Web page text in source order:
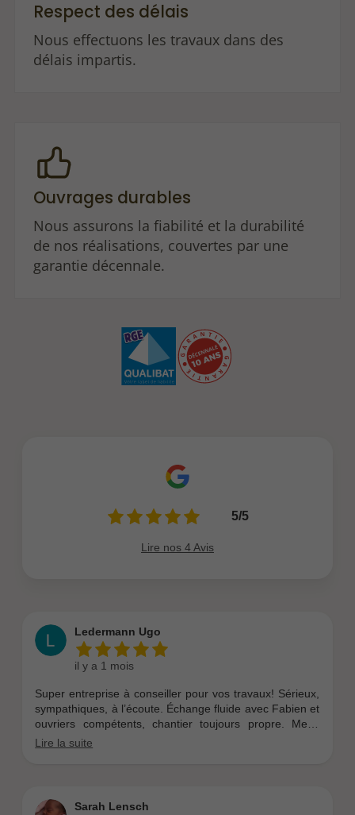
Respect des délais
Nous effectuons les travaux dans des
délais impartis.
Ouvrages durables
Nous assurons la fiabilité et la durabilité
de nos réalisations, couvertes par une
garantie décennale.